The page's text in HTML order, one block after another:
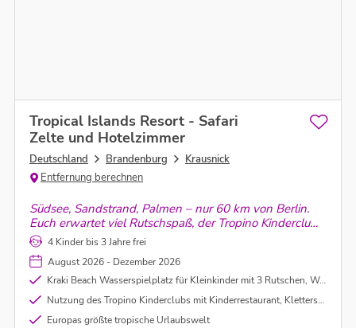
Tropical Islands Resort - Safari
Zelte und Hotelzimmer
Deutschland Brandenburg
Krausnick
Entfernung berechnen
Südsee, Sandstrand, Palmen – nur 60 km von Berlin.
Euch erwartet viel Rutschspaß, der Tropino Kinderclub,
die Erlebnislandschaft und noch vieles mehr
4 Kinder bis 3 Jahre frei
August 2026 - Dezember 2026
Kraki Beach Wasserspielplatz für Kleinkinder mit 3 Rutschen, Wasserfall und viele weitere Wasserkleinattraktionen
Nutzung des Tropino Kinderclubs mit Kinderrestaurant, Kletterspielanlage mit Softball-Bereich, Mini Cars, ferngesteuerten Booten, und Air Hockey Tischen
Europas größte tropische Urlaubswelt